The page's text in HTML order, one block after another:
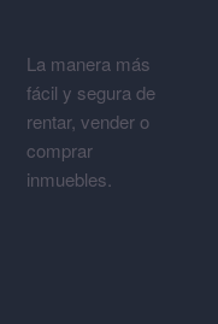
La manera más
fácil y segura de
rentar, vender o
comprar
inmuebles.